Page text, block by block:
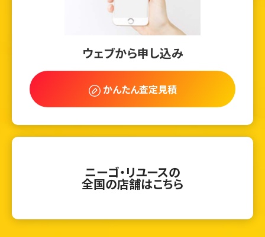
ウェブから申し込み
かんたん査定見積
ニーゴ・リユースの
全国の店舗はこちら